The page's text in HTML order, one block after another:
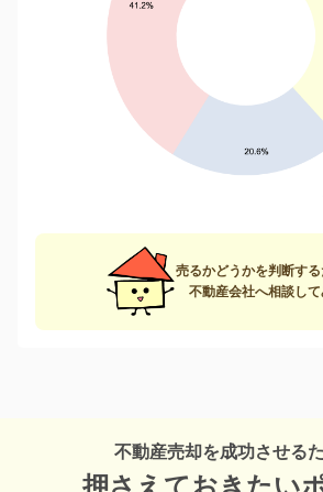
売るかどうかを判断する
不動産会社へ相談して
不動産売却を成功させるた